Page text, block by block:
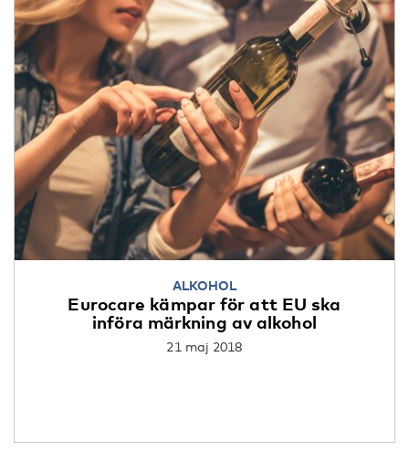
ALKOHOL
Eurocare kämpar för att EU ska
införa märkning av alkohol
21 maj 2018